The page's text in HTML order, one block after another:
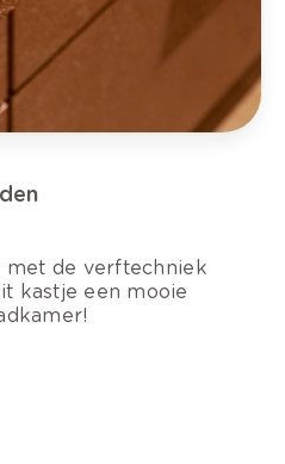
met de verftechniek
kastje een mooie